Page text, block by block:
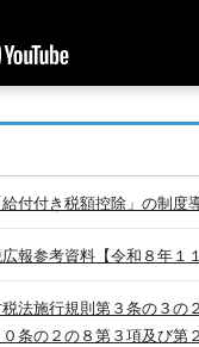
付付き税額控除」の制度
報参考資料【令和８年１
法施行規則第３条の３の
条の２の８第３項及び第